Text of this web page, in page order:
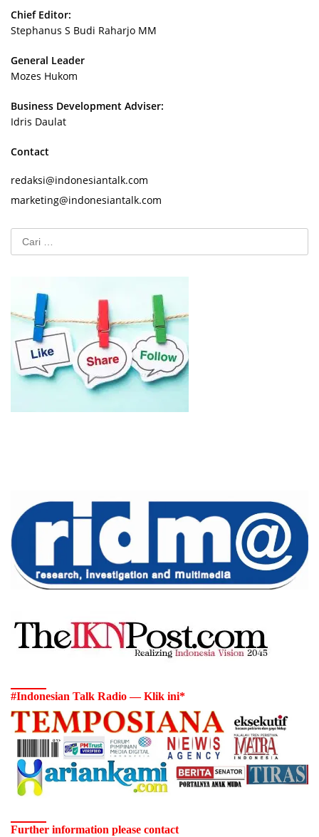
Chief Editor:
Stephanus S Budi Raharjo MM
General Leader
Mozes Hukom
Business Development Adviser:
Idris Daulat
Contact
redaksi@indonesiantalk.com
marketing@indonesiantalk.com
Cari
untuk:
#Indonesian Talk Radio — Klik ini*
Further information please contact